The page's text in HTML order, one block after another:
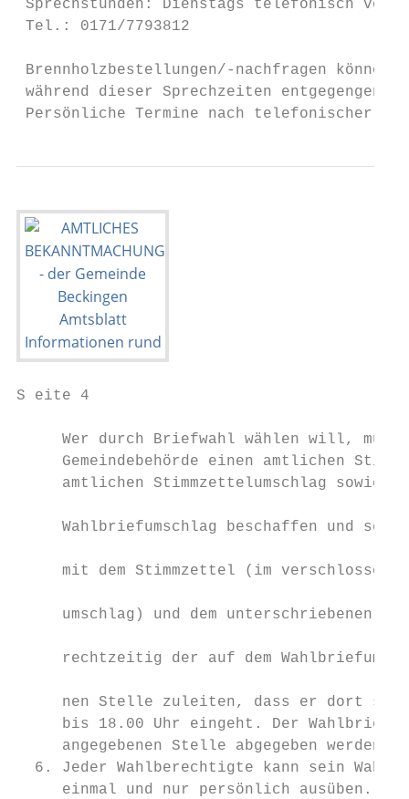
Sprechstunden: Dienstags telefonisch
Tel.: 0171/7793812
Brennholzbestellungen/-nachfragen
während dieser Sprechzeiten
Persönliche Termine nach
S eite 4
Wer durch Briefwahl wählen will,
Gemeindebehörde einen amtlichen
amtlichen Stimmzettelumschlag sowie
Wahlbriefumschlag beschaffen und
mit dem Stimmzettel (im
umschlag) und dem unterschriebenen
rechtzeitig der auf dem
nen Stelle zuleiten, dass er dort
bis 18.00 Uhr eingeht. Der Wahlbrief
angegebenen Stelle abgegeben werden.
6. Jeder Wahlberechtigte kann sein
einmal und nur persönlich ausüben.